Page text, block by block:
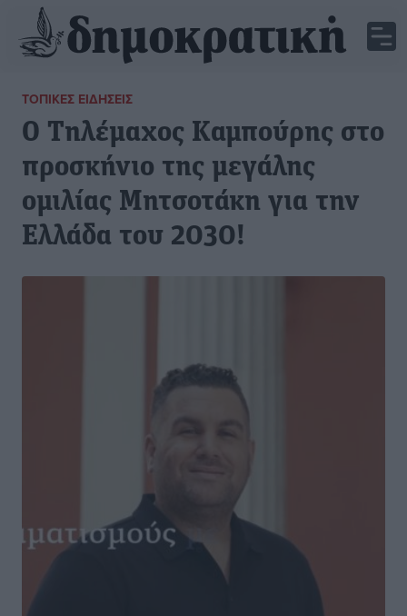
ΤΟΠΙΚΈΣ ΕΙΔΉΣΕΙΣ
Ο Τηλέμαχος Καμπούρης στο
προσκήνιο της μεγάλης
ομιλίας Μητσοτάκη για την
Ελλάδα του 2030!